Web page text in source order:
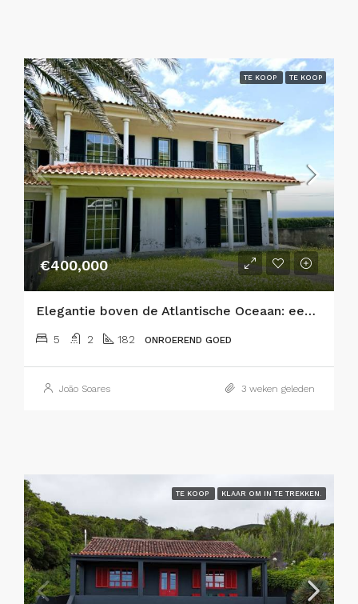
TE KOOP TE KOOP
€400,000
Elegantie boven de Atlantische Oceaan: een prestigieus landgoed met 5 slaapkamers in Horta
5 2 182 ONROEREND GOED
João Soares 3 weken geleden
TE KOOP KLAAR OM IN TE TREKKEN.